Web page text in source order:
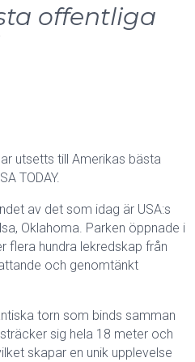
offentliga
utsetts till Amerikas bästa
TODAY.
av det som idag är USA:s
Oklahoma. Parken öppnade i
flera hundra lekredskap från
och genomtänkt
torn som binds samman
sig hela 18 meter och
skapar en unik upplevelse